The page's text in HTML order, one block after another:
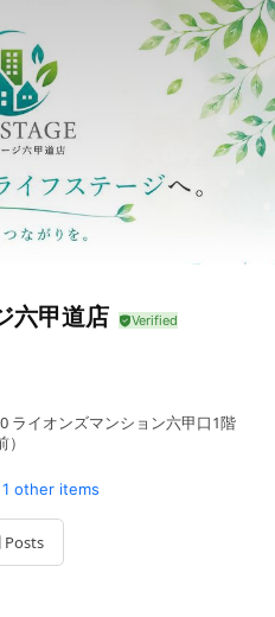
六甲道店
ライオンズマンション六甲口1階
1 other items
Posts